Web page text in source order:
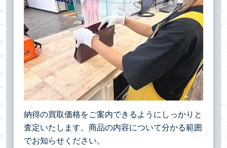
納得の買取価格をご案内できるようにしっかりと
査定いたします。商品の内容について分かる範囲
でお知らせください。